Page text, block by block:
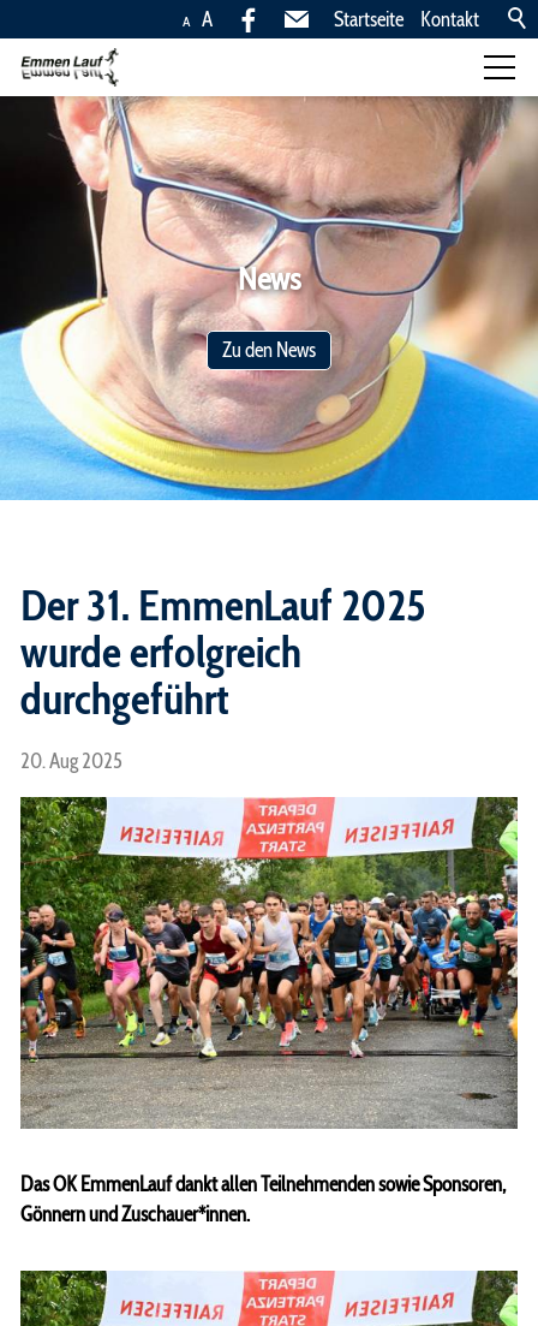
Startseite Kontakt
A A
Läufe
Kinderläufe, 10,5km,
5km
Anreise
Rangliste
Fotos
News
Ingold Rönners Team
Trophy
OK EmmenLauf
Partner
Helfer EmmenLauf
Geschichte EmmenLauf
Die Emme
Mediencenter
Archiv
Fotos
Pressemitteilungen
Ranglisten
Chronik Gewinner/Innen
Laufgruppe
Lauftraining
News
Zu den News
Der 31. EmmenLauf 2025
wurde erfolgreich
durchgeführt
20. Aug 2025
Das OK EmmenLauf dankt allen Teilnehmenden sowie Sponsoren,
Gönnern und Zuschauer*innen.